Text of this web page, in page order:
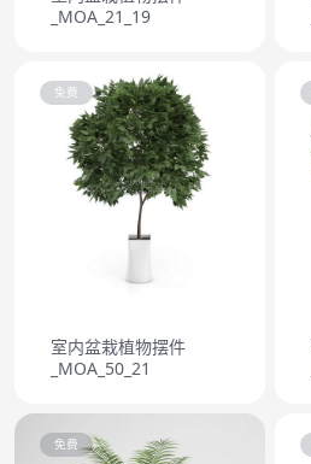
_MOA_21_19
免费
室内盆栽植物摆件
_MOA_50_21
免费